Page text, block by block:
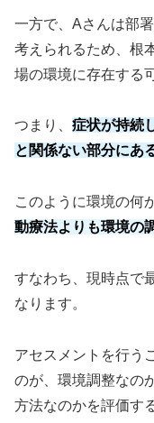
一方で、Aさんは部
考えられるため、根
場の環境に存在する
つまり、 症状が持続
と関係ない部分にあ
このように環境の何
動療法よりも環境の
すなわち、現時点で
なります。
アセスメントを行う
のが、環境調整なの
方法なのかを評価す